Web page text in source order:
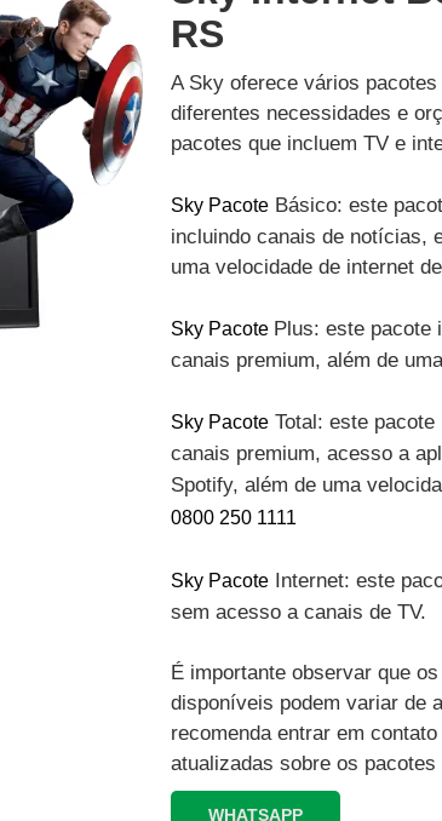
RS
A Sky oferece vários
diferentes necessidades e
pacotes que incluem TV e
Sky Pacote Básico: este
incluindo canais de notícias,
uma velocidade de internet
Sky Pacote Plus: este pacote
canais premium, além de
Sky Pacote Total: este
canais premium, acesso a
Spotify, além de uma
0800 250 1111
Sky Pacote Internet: este
sem acesso a canais de TV.
É importante observar que
disponíveis podem variar de
recomenda entrar em
atualizadas sobre os
WHATSAPP